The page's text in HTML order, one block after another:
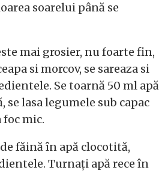
soarelui până se
mai grosier, nu foarte fin,
si morcov, se sareaza si
Se toarnă 50 ml apă
lasa legumele sub capac
mic.
făină în apă clocotită,
Turnați apă rece în